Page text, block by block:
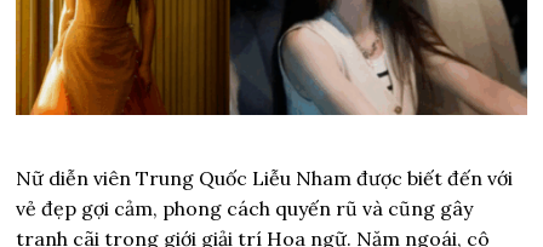
Nữ diễn viên Trung Quốc Liễu Nham được biết đến với
vẻ đẹp gợi cảm, phong cách quyến rũ và cũng gây
tranh cãi trong giới giải trí Hoa ngữ. Năm ngoái, cô